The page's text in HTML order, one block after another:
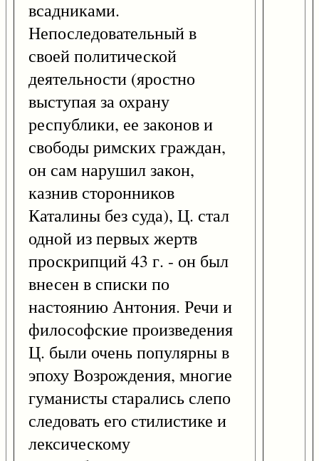
всадниками.
Непоследовательный в
своей политической
деятельности (яростно
выступая за охрану
республики, ее законов и
свободы римских граждан,
он сам нарушил закон,
казнив сторонников
Каталины без суда), Ц. стал
одной из первых жертв
проскрипций 43 г. - он был
внесен в списки по
настоянию Антония. Речи и
философские произведения
Ц. были очень популярны в
эпоху Возрождения, многие
гуманисты старались слепо
следовать его стилистике и
лексическому